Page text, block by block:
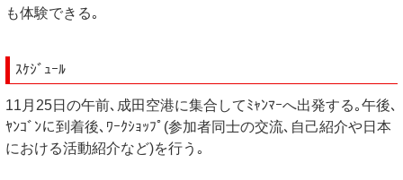
も体験できる｡
ｽｹｼﾞｭｰﾙ
11月25日の午前､成田空港に集合してﾐｬﾝﾏｰへ出発する｡午後､
ﾔﾝｺﾞﾝに到着後､ﾜｰｸｼｮｯﾌﾟ(参加者同士の交流､自己紹介や日本
における活動紹介など)を行う｡